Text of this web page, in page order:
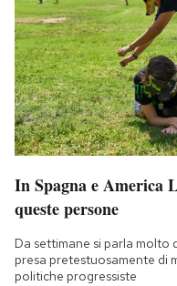
In Spagna e America
queste persone
Da settimane si parla
presa pretestuosamente di
politiche progressiste